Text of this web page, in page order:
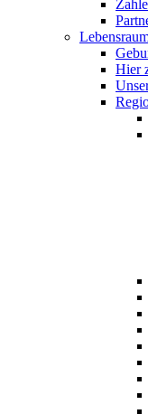
Hier